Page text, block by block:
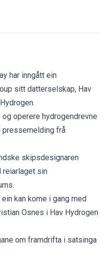
har inngått ein
sitt datterselskap, Hav
operere hydrogendrevne
pressemelding frå
skipsdesignaren
reiarlaget sin
kan kome i gang med
Osnes i Hav Hydrogen
om framdrifta i satsinga